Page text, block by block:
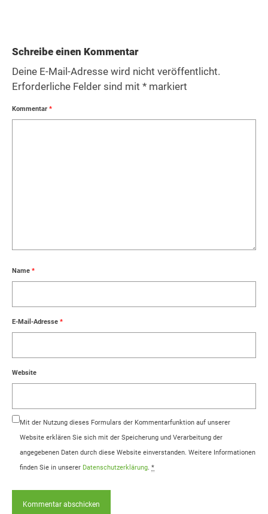
Schreibe einen Kommentar
Deine E-Mail-Adresse wird nicht veröffentlicht.
Erforderliche Felder sind mit * markiert
Kommentar *
Name *
E-Mail-Adresse *
Website
Mit der Nutzung dieses Formulars der Kommentarfunktion auf unserer
Website erklären Sie sich mit der Speicherung und Verarbeitung der
angegebenen Daten durch diese Website einverstanden. Weitere Informationen
finden Sie in unserer Datenschutzerklärung. *